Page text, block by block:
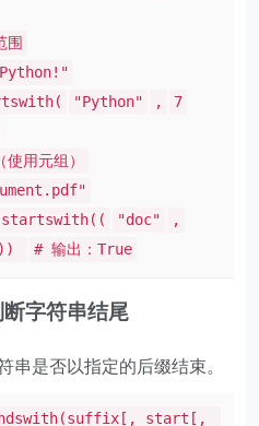
围
"Python" ,
7
用元组）
"doc"
,
# 输出：True
字符串结尾
串是否以指定的后缀结束。
start[,